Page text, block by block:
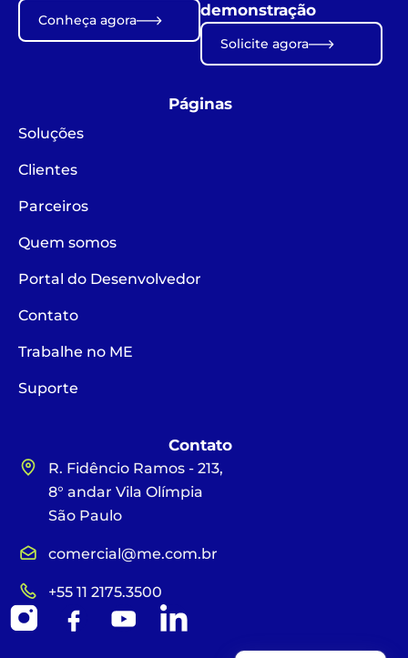
Conheça agora
demonstração
Solicite agora
Páginas
Soluções
Clientes
Parceiros
Quem somos
Portal do Desenvolvedor
Contato
Trabalhe no ME
Suporte
Contato
R. Fidêncio Ramos - 213,
8° andar Vila Olímpia
São Paulo
comercial@me.com.br
+55 11 2175.3500